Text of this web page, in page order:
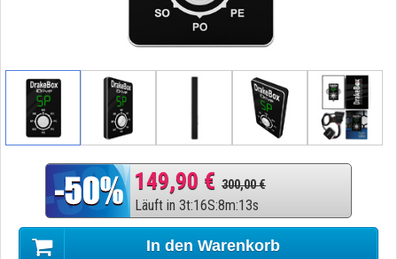
149,90 € 300,00 €
Läuft in 3t:16S:8m:12s
In den Warenkorb